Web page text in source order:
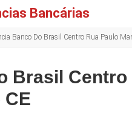
Bancárias
Banco Do Brasil Centro Rua Paulo
Brasil
CE